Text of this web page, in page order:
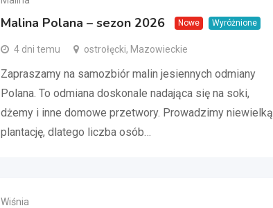
Malina Polana – sezon 2026 Nowe Wyróżnione
4 dni temu ostrołęcki, Mazowieckie
Zapraszamy na samozbiór malin jesiennych odmiany
Polana. To odmiana doskonale nadająca się na soki,
dżemy i inne domowe przetwory. Prowadzimy niewielką
plantację, dlatego liczba osób…
Wiśnia